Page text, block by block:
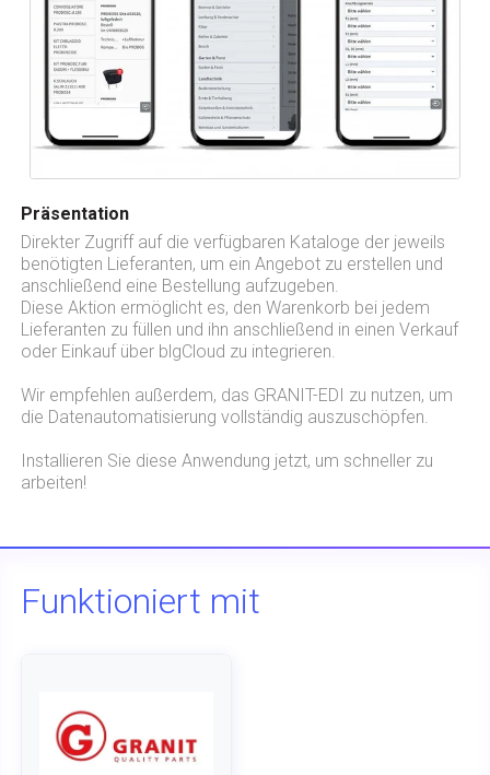
Präsentation
Direkter Zugriff auf die verfügbaren Kataloge der jeweils
benötigten Lieferanten, um ein Angebot zu erstellen und
anschließend eine Bestellung aufzugeben.
Diese Aktion ermöglicht es, den Warenkorb bei jedem
Lieferanten zu füllen und ihn anschließend in einen Verkauf
oder Einkauf über blgCloud zu integrieren.
Wir empfehlen außerdem, das GRANIT-EDI zu nutzen, um
die Datenautomatisierung vollständig auszuschöpfen.
Installieren Sie diese Anwendung jetzt, um schneller zu
arbeiten!
Funktioniert mit